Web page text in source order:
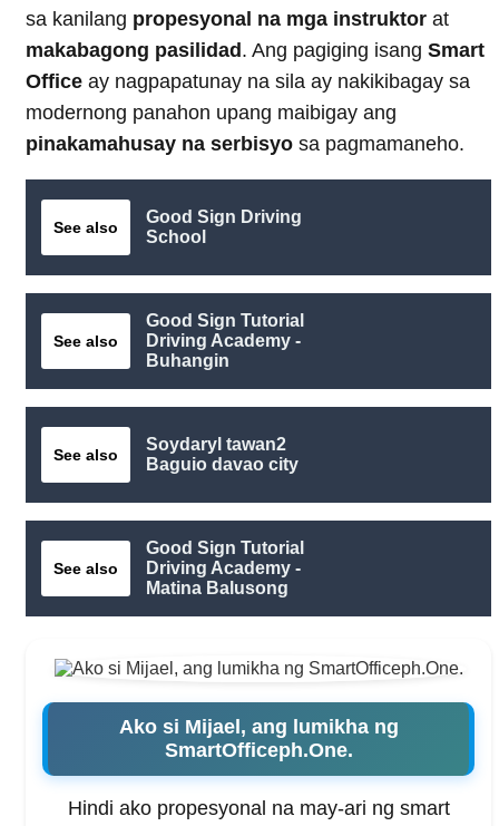
sa kanilang propesyonal na mga instruktor at
makabagong pasilidad. Ang pagiging isang Smart
Office ay nagpapatunay na sila ay nakikibagay sa
modernong panahon upang maibigay ang
pinakamahusay na serbisyo sa pagmamaneho.
See also
Good Sign Driving
School
See also
Good Sign Tutorial
Driving Academy -
Buhangin
See also
Soydaryl tawan2
Baguio davao city
See also
Good Sign Tutorial
Driving Academy -
Matina Balusong
Ako si Mijael, ang lumikha ng
SmartOfficeph.One.
Hindi ako propesyonal na may-ari ng smart